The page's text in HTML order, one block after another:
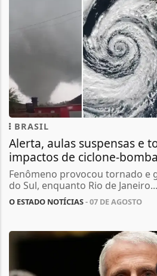
BRASIL
Alerta, aulas suspensas e
impactos de ciclone-
Fenômeno provocou tornado e
do Sul, enquanto Rio de Janeiro...
O ESTADO NOTÍCIAS- 07 DE AGOSTO